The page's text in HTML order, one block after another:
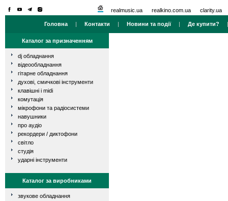
realmusic.ua realkino.com.ua clarity.ua
Головна | Контакти | Новини та події| Де купити?
Каталог за призначенням
dj обладнання
відеообладнання
гітарне обладнання
духові, смичкові інструменти
клавішні і midi
комутація
мікрофони та радіосистеми
навушники
про аудіо
рекордери / диктофони
світло
студія
ударні інструменти
Каталог за виробниками
звукове обладнання